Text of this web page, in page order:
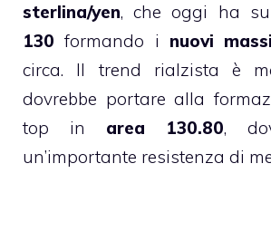
sterlina/yen, che oggi ha
130formando i nuovi
circa. Il trend rialzista è
dovrebbe portare alla
top in area 130.80,
un’importante resistenza di